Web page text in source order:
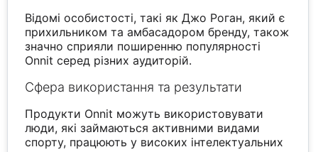
Відомі особистості, такі як Джо Роган, який є
прихильником та амбасадором бренду, також
значно сприяли поширенню популярності
Onnit серед різних аудиторій.
Сфера використання та результати
Продукти Onnit можуть використовувати
люди, які займаються активними видами
спорту, працюють у високих інтелектуальних